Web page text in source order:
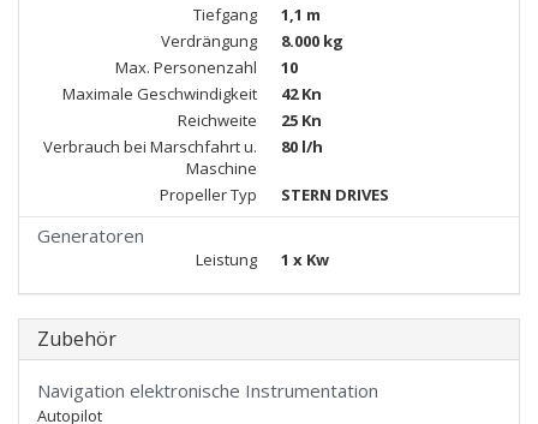
Tiefgang
1,1 m
Verdrängung
8.000 kg
Max. Personenzahl
10
Maximale Geschwindigkeit
42 Kn
Reichweite
25 Kn
Verbrauch bei Marschfahrt u.
Maschine
80 l/h
Propeller Typ STERN DRIVES
Generatoren
Leistung 1 x Kw
Zubehör
Navigation elektronische Instrumentation
Autopilot